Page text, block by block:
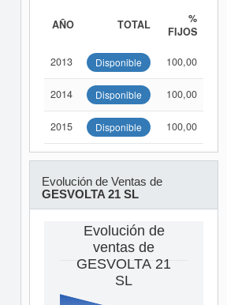
AÑO TOTAL
%
FIJOS
2013 Disponible 100,00
2014 Disponible 100,00
2015 Disponible 100,00
Evolución de Ventas de
GESVOLTA 21 SL
Evolución de
ventas de
GESVOLTA 21
SL